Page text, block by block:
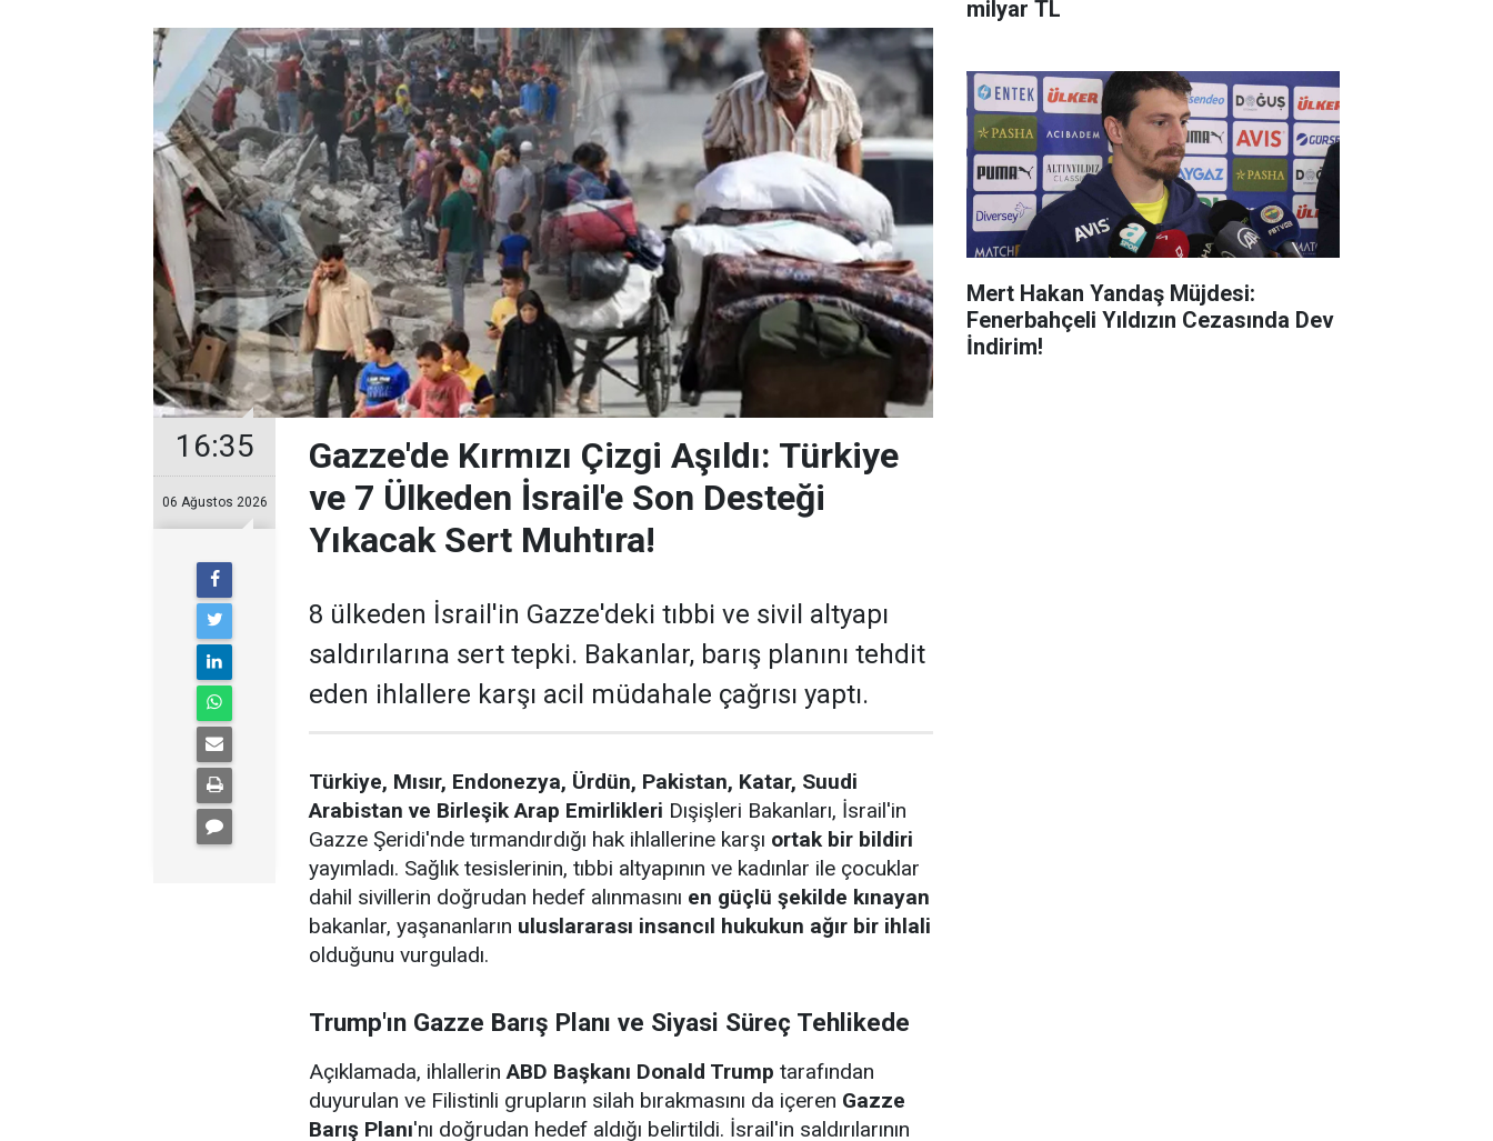
16:35
06 Ağustos 2026
Gazze'de Kırmızı Çizgi Aşıldı: Türkiye
ve 7 Ülkeden İsrail'e Son Desteği
Yıkacak Sert Muhtıra!
8 ülkeden İsrail'in Gazze'deki tıbbi ve sivil altyapı
saldırılarına sert tepki. Bakanlar, barış planını tehdit
eden ihlallere karşı acil müdahale çağrısı yaptı.
Türkiye, Mısır, Endonezya, Ürdün, Pakistan, Katar, Suudi
Arabistan ve Birleşik Arap Emirlikleri Dışişleri Bakanları, İsrail'in
Gazze Şeridi'nde tırmandırdığı hak ihlallerine karşı ortak bir bildiri
yayımladı. Sağlık tesislerinin, tıbbi altyapının ve kadınlar ile çocuklar
dahil sivillerin doğrudan hedef alınmasını en güçlü şekilde kınayan
bakanlar, yaşananların uluslararası insancıl hukukun ağır bir ihlali
olduğunu vurguladı.
Trump'ın Gazze Barış Planı ve Siyasi Süreç Tehlikede
Açıklamada, ihlallerinABD Başkanı Donald Trump tarafından
duyurulan ve Filistinli grupların silah bırakmasını da içeren Gazze
Barış Planı'nı doğrudan hedef aldığı belirtildi. İsrail'in saldırılarının
milyar TL
Mert Hakan Yandaş Müjdesi:
Fenerbahçeli Yıldızın Cezasında Dev
İndirim!